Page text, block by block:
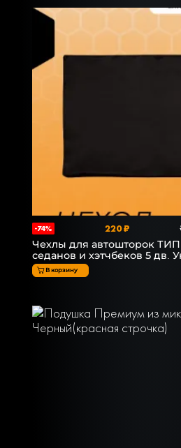
-74% 220 ₽
Чехлы для автошторок ТИП
седанов и хэтчбеков 5 дв.
В корзину